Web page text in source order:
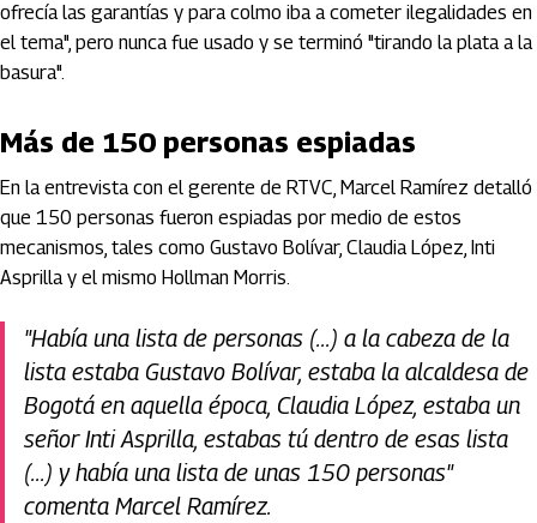
ofrecía las garantías y para colmo iba a cometer ilegalidades en
el tema", pero nunca fue usado y se terminó "tirando la plata a la
basura".
Más de 150 personas espiadas
En la entrevista con el gerente de RTVC, Marcel Ramírez detalló
que 150 personas fueron espiadas por medio de estos
mecanismos, tales como Gustavo Bolívar, Claudia López, Inti
Asprilla y el mismo Hollman Morris.
"Había una lista de personas (...) a la cabeza de la
lista estaba Gustavo Bolívar, estaba la alcaldesa de
Bogotá en aquella época, Claudia López, estaba un
señor Inti Asprilla, estabas tú dentro de esas lista
(...) y había una lista de unas 150 personas"
comenta Marcel Ramírez.